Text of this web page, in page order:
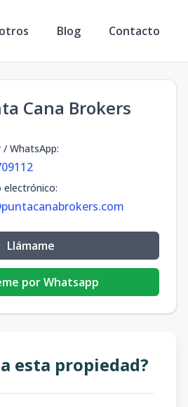
Blog Contacto
Cana Brokers
/ WhatsApp:
electrónico:
Llámame
por Whatsapp
esta propiedad?